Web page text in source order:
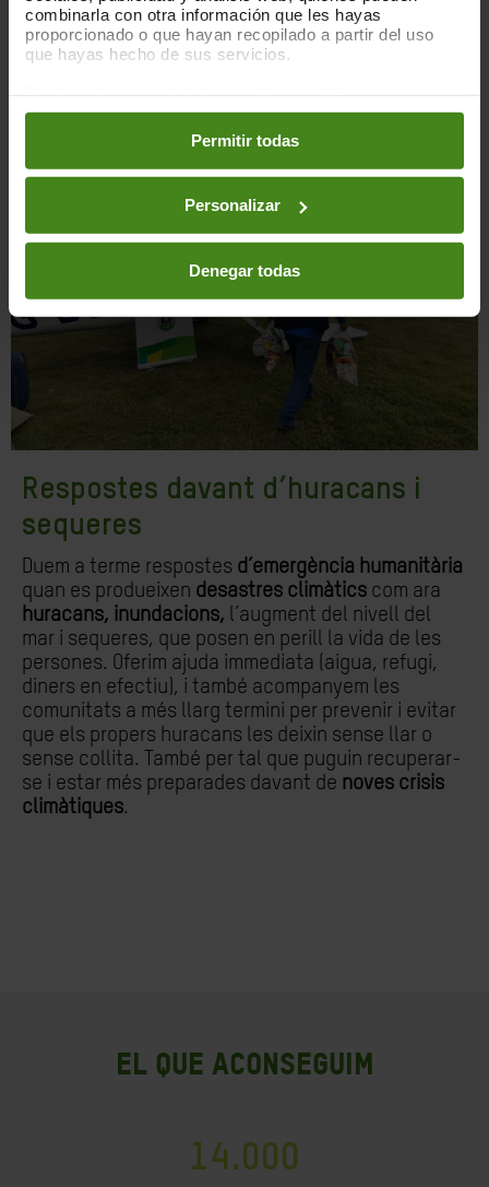
combinarla con otra información que les hayas
proporcionado o que hayan recopilado a partir del uso
que hayas hecho de sus servicios.
preferencias accediendo a nuestraPolítica de Cookieso
en los botones facilitados a continuación:
Permitir todas
Personalizar
Denegar todas
Respostes davant d’huracans i
sequeres
Duem a terme respostes d’emergència humanitària
quan es produeixen desastres climàtics com ara
huracans, inundacions, l’augment del nivell del
mar i sequeres, que posen en perill la vida de les
persones. Oferim ajuda immediata (aigua, refugi,
diners en efectiu), i també acompanyem les
comunitats a més llarg termini per prevenir i evitar
que els propers huracans les deixin sense llar o
sense collita. També per tal que puguin recuperar-
se i estar més preparades davant de noves crisis
climàtiques.
EL QUE ACONSEGUIM
14.000